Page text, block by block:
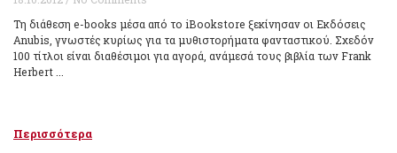
Τη διάθεση e-books μέσα από το iBookstore ξεκίνησαν οι Εκδόσεις
Anubis, γνωστές κυρίως για τα μυθιστορήματα φανταστικού. Σχεδόν
100 τίτλοι είναι διαθέσιμοι για αγορά, ανάμεσά τους βιβλία των Frank
Herbert ...
Περισσότερα